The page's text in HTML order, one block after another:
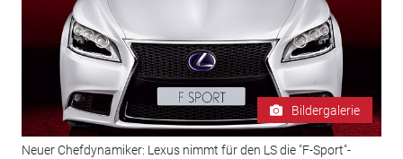
Bildergalerie
Neuer Chefdynamiker: Lexus nimmt für den LS die "F-Sport"-